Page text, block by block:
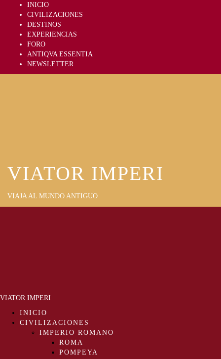
INICIO
CIVILIZACIONES
DESTINOS
EXPERIENCIAS
FORO
ANTIQVA ESSENTIA
NEWSLETTER
VIATOR IMPERI
VIAJA AL MUNDO ANTIGUO
VIATOR IMPERI
INICIO
CIVILIZACIONES
IMPERIO ROMANO
ROMA
POMPEYA